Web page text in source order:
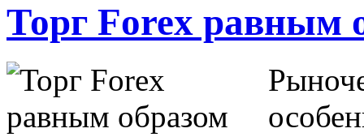
Торг Forex равным